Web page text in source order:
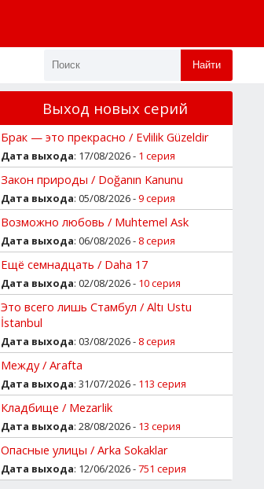
Найти
Выход новых серий
Брак — это прекрасно / Evlilik Güzeldir
Дата выхода: 17/08/2026 - 1 серия
Закон природы / Doğanın Kanunu
Дата выхода: 05/08/2026 -9 серия
Возможно любовь / Muhtemel Ask
Дата выхода: 06/08/2026 - 8 серия
Ещё семнадцать / Daha 17
Дата выхода: 02/08/2026 - 10 серия
Это всего лишь Стамбул / Altı Ustu
İstanbul
Дата выхода: 03/08/2026 - 8 серия
Между / Arafta
Дата выхода: 31/07/2026 - 113 серия
Кладбище / Mezarlik
Дата выхода: 28/08/2026 - 13 серия
Опасные улицы / Arka Sokaklar
Дата выхода: 12/06/2026 -751 серия